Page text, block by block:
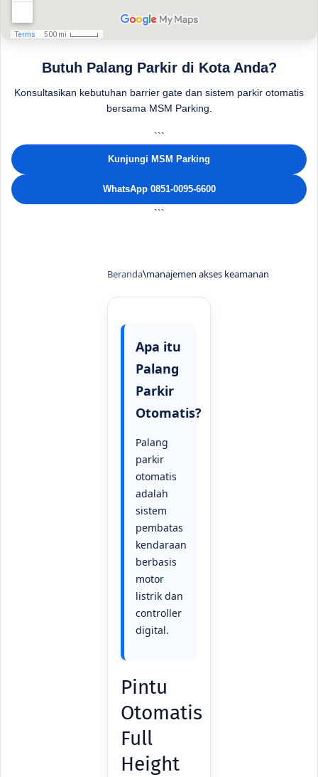
Butuh Palang Parkir di Kota Anda?
Konsultasikan kebutuhan barrier gate dan sistem parkir otomatis
bersama MSM Parking.
```
Kunjungi MSM Parking
WhatsApp 0851-0095-6600
```
Beranda manajemen akses keamanan
Apa itu
Palang
Parkir
Otomatis?
Palang
parkir
otomatis
adalah
sistem
pembatas
kendaraan
berbasis
motor
listrik dan
controller
digital.
Pintu
Otomatis
Full
Height